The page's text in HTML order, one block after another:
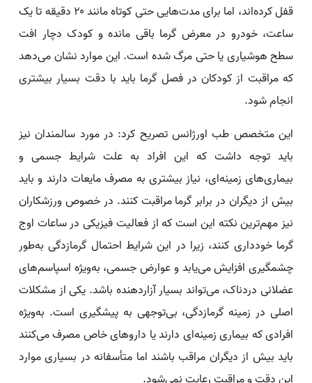
قفل کرده‌اند، اما برای مدت‌هایی حتی کوتاه مانند ۲۰ دقیقه تا یک
ساعت، خودرو در معرض گرما باقی مانده و کودک دچار افت
سطح هوشیاری یا حتی مرگ شده است. این موارد نشان می‌دهد
که مراقبت از کودکان در فصل گرما باید با دقت بسیار بیشتری
انجام شود.
این متخصص طب اورژانس تصریح کرد: در مورد سالمندان نیز
باید توجه داشت که این افراد به علت شرایط جسمی و
بیماری‌های زمینه‌ای، نیاز بیشتری به مصرف مایعات دارند و باید
بیش از دیگران در برابر گرما مراقبت کنند. در خصوص ورزشکاران
نیز مهم‌ترین نکته این است که از فعالیت فیزیکی در ساعات اوج
گرما خودداری کنند، زیرا در این شرایط احتمال گرمازدگی به‌طور
چشمگیری افزایش می‌یابد و عوارض جسمی، به‌ویژه اسپاسم‌های
عضلانی دردناک، می‌تواند بسیار آزاردهنده باشد. یکی از مشکلات
اصلی در زمینه گرمازدگی، بی‌توجهی به پیشگیری است. به‌ویژه
افرادی که بیماری زمینه‌ای دارند یا داروهای خاص مصرف می‌کنند
باید بیش از دیگران مراقب باشند اما متأسفانه در بسیاری موارد